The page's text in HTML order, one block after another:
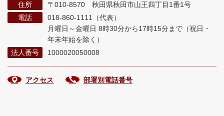
住所
〒010-8570 秋田県秋田市山王四丁目1番1号
電話
018-860-1111（代表）
月曜日～金曜日 8時30分から17時15分まで （祝日・
年末年始を除く）
法人番号
1000020050008
アクセス 部署別電話番号